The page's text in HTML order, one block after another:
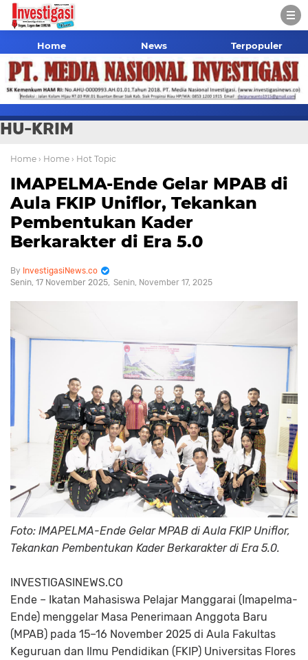
Home News Terpopuler
HU-KRIM
Home › Home › Hot Topic
IMAPELMA-Ende Gelar MPAB di
Aula FKIP Uniflor, Tekankan
Pembentukan Kader
Berkarakter di Era 5.0
InvestigasiNews.co
Senin, 17 November 2025 Senin, November 17, 2025
Foto: IMAPELMA-Ende Gelar MPAB di Aula FKIP Uniflor,
Tekankan Pembentukan Kader Berkarakter di Era 5.0.
INVESTIGASINEWS.CO
Ende – Ikatan Mahasiswa Pelajar Manggarai (Imapelma-
Ende) menggelar Masa Penerimaan Anggota Baru
(MPAB) pada 15–16 November 2025 di Aula Fakultas
Keguruan dan Ilmu Pendidikan (FKIP) Universitas Flores